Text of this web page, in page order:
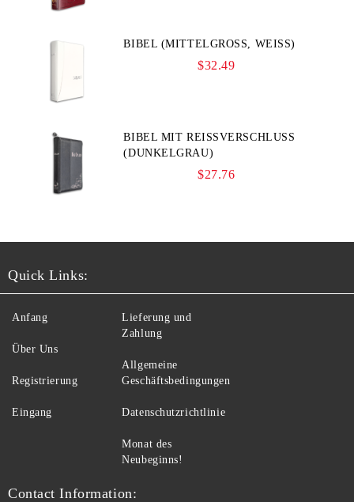
BIBEL (MITTELGROSS, WEISS)
$32.49
BIBEL MIT REISSVERSCHLUSS (
DUNKELGRAU)
$27.76
Quick Links:
Anfang
Über Uns
Registrierung
Eingang
Lieferung und
Zahlung
Allgemeine
Geschäftsbedingungen
Datenschutzrichtlinie
Monat des
Neubeginns!
Contact Information: